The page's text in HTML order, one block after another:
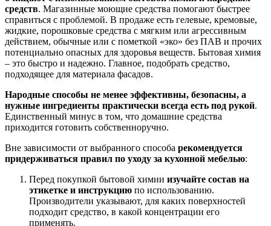
средств. Магазинные моющие средства помогают быстрее
справиться с проблемой. В продаже есть гелевые, кремовые,
жидкие, порошковые средства с мягким или агрессивным
действием, обычные или с пометкой «эко» без ПАВ и прочих
потенциально опасных для здоровья веществ. Бытовая химия
– это быстро и надежно. Главное, подобрать средство,
подходящее для материала фасадов.
Народные способы не менее эффективны, безопасны, а
нужные ингредиенты практически всегда есть под рукой.
Единственный минус в том, что домашние средства
приходится готовить собственноручно.
Вне зависимости от выбранного способа рекомендуется
придерживаться правил по уходу за кухонной мебелью:
Перед покупкой бытовой химии изучайте состав на
этикетке и инструкцию по использованию.
Производители указывают, для каких поверхностей
подходит средство, в какой концентрации его
применять.